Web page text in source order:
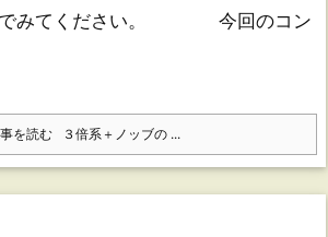
でみてください。 今回のコン
を読む ３倍系＋ノッブの ...